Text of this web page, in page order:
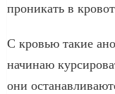
проникать в
С кровью такие
начинаю
они